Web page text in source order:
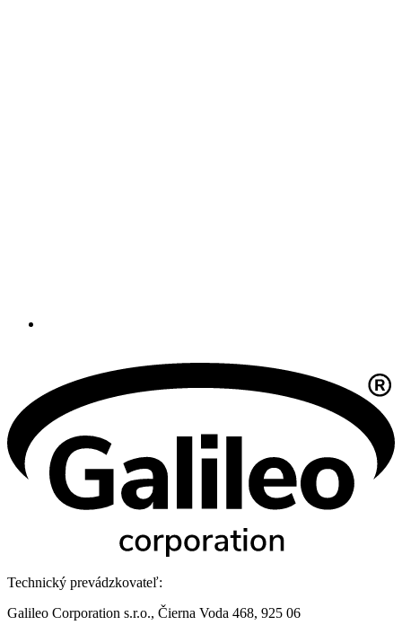
Technický prevádzkovateľ:
Galileo Corporation s.r.o., Čierna Voda 468, 925 06